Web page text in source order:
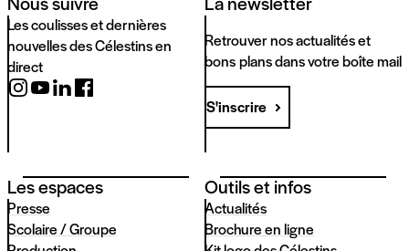
Les coulisses et dernières
nouvelles des Célestins en
direct
Retrouver nos actualités et
bons plans dans votre boîte mail
S'inscrire
Les espaces
Presse
Scolaire / Groupe
Outils et infos
Actualités
Brochure en ligne